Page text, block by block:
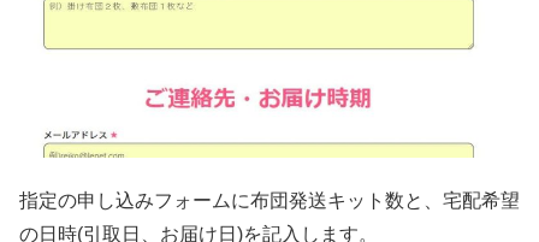
指定の申し込みフォームに布団発送キット数と、宅配希望
の日時(引取日、お届け日)を記入します。